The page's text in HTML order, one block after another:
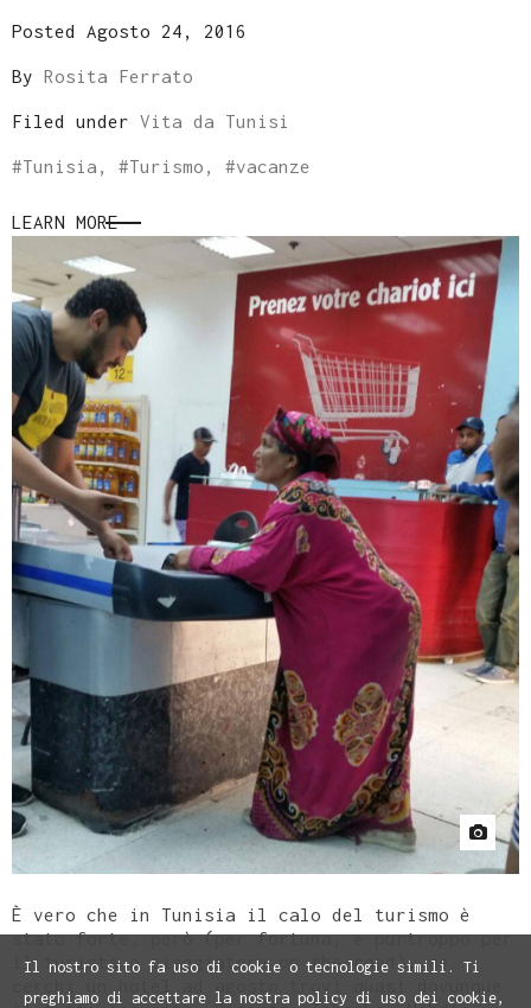
Posted Agosto 24, 2016
By Rosita Ferrato
Filed under Vita da Tunisi
#Tunisia , #Turismo , #vacanze
LEARN MORE
È vero che in Tunisia il calo del turismo è
stato forte, però (per fortuna, e purtroppo per
il turista o viaggiatore on the road), se
Il nostro sito fa uso di cookie o tecnologie simili. Ti
preghiamo di accettare la nostra policy di uso dei cookie,